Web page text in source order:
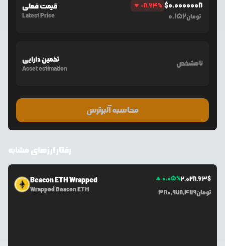
قیمت فعلی
Latest Price
-8.64% $0.0000008
0.152تومان
تخمین دارایی
Asset estimation
نامشخص
محاسبه آلبرترس
رفتار ارزهای مشابه
Beacon ETH Wrapped
Wrapped Beacon ETH
0.05%2,028.63$
380,978,479تومان